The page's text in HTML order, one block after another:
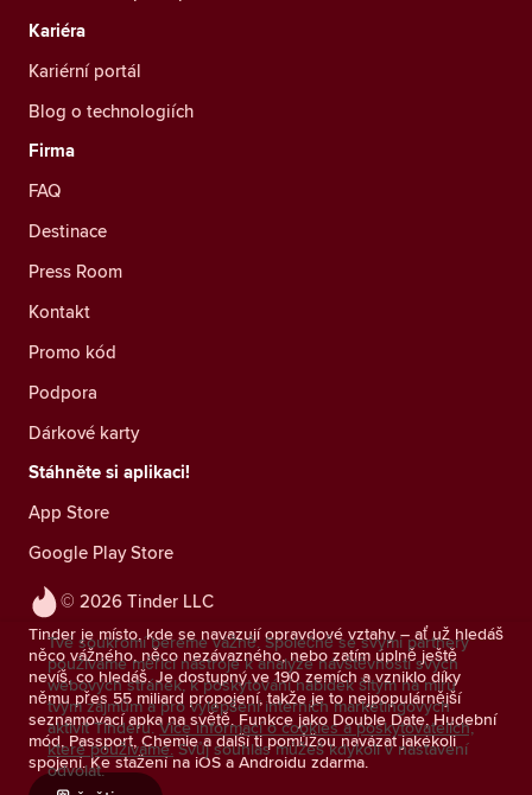
© 2026 Tinder LLC
Tinder je místo, kde se navazují opravdové vztahy – ať už hledáš
něco vážného, něco nezávazného, nebo zatím úplně ještě
nevíš, co hledáš. Je dostupný ve 190 zemích a vzniklo díky
němu přes 55 miliard propojení, takže je to nejpopulárnější
seznamovací apka na světě. Funkce jako Double Date, Hudební
mód, Passport, Chemie a další ti pomůžou navázat jakékoli
spojení. Ke stažení na iOS a Androidu zdarma.
Kariéra
Kariérní portál
Blog o technologiích
Firma
FAQ
Destinace
Press Room
Kontakt
Promo kód
Podpora
Dárkové karty
Stáhněte si aplikaci!
App Store
Google Play Store
Tvé soukromí bereme vážně. Společně se svými partnery
používáme měřicí nástroje k analýze návštěvnosti svých
webových stránek, k poskytování nabídek šitým na míru
tvým zájmům a pro vylepšení interních marketingových
aktivit Tinderu. Více informací o cookies a poskytovatelích,
které používáme. Svůj souhlas můžeš kdykoli v nastavení
odvolat.